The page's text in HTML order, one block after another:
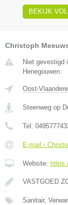
BEKIJK
Christoph
Niet gevestigd
Henegouwen.
Oost-
Steenweg op
Tel:
E-mail ›
Website:
VASTGOED
Sanitair,